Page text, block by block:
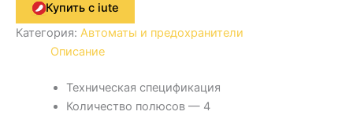
Купить с iute
Категория: Автоматы и предохранители
Описание
Техническая спецификация
Количество полюсов — 4